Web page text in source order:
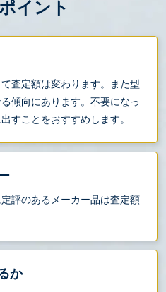
イント
査定額は変わります。また型
傾向にあります。不要になっ
すことをおすすめします。
評のあるメーカー品は査定額
か